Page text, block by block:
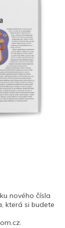
nového čísla
která si budete